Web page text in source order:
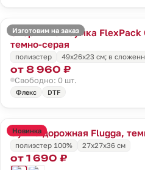
Изготовим на заказ
Спортивная сумка FlexPack
темно-серая
полиэстер 49х26х23 см; в
от 8 960 ₽
Свободно: 0 шт.
Флекс DTF
Новинка
Сумка дорожная Flugga,
полиэстер 100%
27x27x36 см
от 1 690 ₽